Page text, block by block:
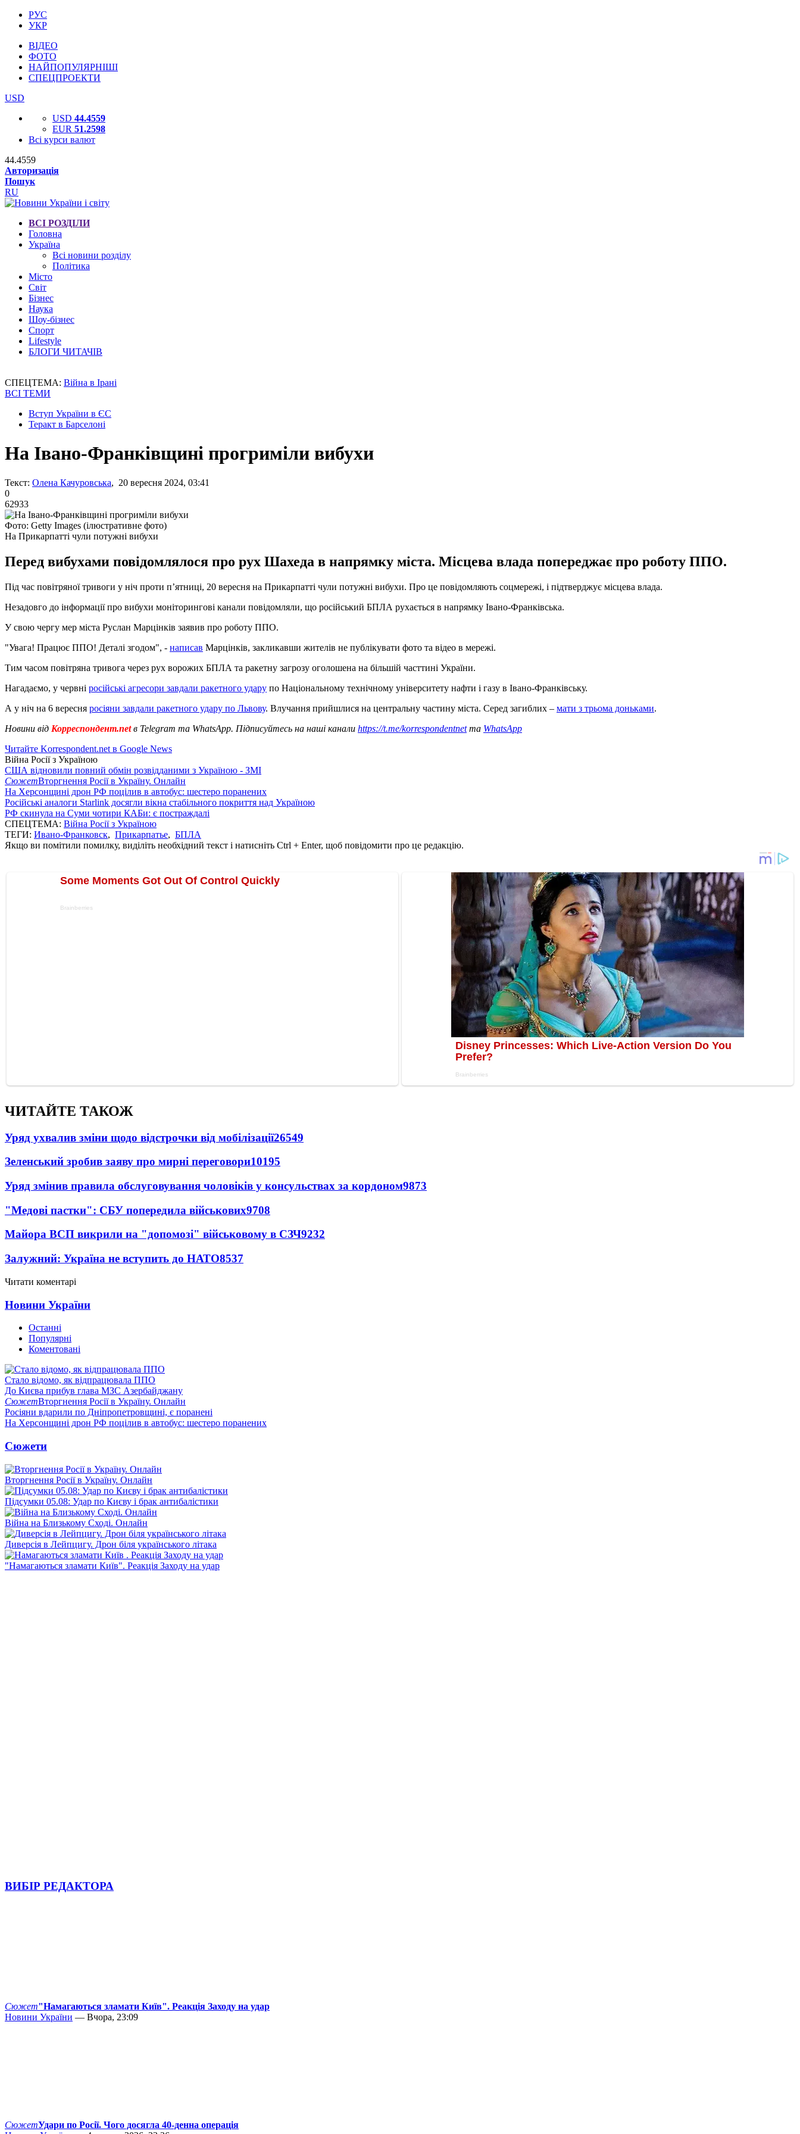
РУС
УКР
ВІДЕО
ФОТО
НАЙПОПУЛЯРНІШІ
СПЕЦПРОЕКТИ
USD
USD 44.4559
EUR 51.2598
Всі курси валют
44.4559
Авторизація
Пошук
RU
ВСІ РОЗДІЛИ
Головна
Україна
Всі новини розділу
Політика
Місто
Світ
Бізнес
Наука
Шоу-бізнес
Спорт
Lifestyle
БЛОГИ ЧИТАЧІВ
СПЕЦТЕМА: Війна в Ірані
ВСІ ТЕМИ
Вступ України в ЄС
Теракт в Барселоні
На Івано-Франківщині прогриміли вибухи
Текст: Олена Качуровська, 20 вересня 2024, 03:41
0
62933
Фото: Getty Images (ілюстративне фото)
На Прикарпатті чули потужні вибухи
Перед вибухами повідомлялося про рух Шахеда в напрямку міста. Місцева влада попереджає про роботу ППО.
Під час повітряної тривоги у ніч проти п’ятниці, 20 вересня на Прикарпатті чули потужні вибухи. Про це повідомляють соцмережі, і підтверджує місцева влада.
Незадовго до інформації про вибухи моніторингові канали повідомляли, що російський БПЛА рухається в напрямку Івано-Франківська.
У свою чергу мер міста Руслан Марцінків заявив про роботу ППО.
"Увага! Працює ППО! Деталі згодом", - написав Марцінків, закликавши жителів не публікувати фото та відео в мережі.
Тим часом повітряна тривога через рух ворожих БПЛА та ракетну загрозу оголошена на більшій часттині України.
Нагадаємо, у червні російські агресори завдали ракетного удару по Національному технічному університету нафти і газу в Івано-Франківську.
А у ніч на 6 вересня росіяни завдали ракетного удару по Львову. Влучання прийшлися на центральну частину міста. Серед загиблих – мати з трьома доньками.
Новини від Корреспондент.netв Telegram та WhatsApp. Підписуйтесь на наші канали https://t.me/korrespondentnetта WhatsApp
Читайте Korrespondent.net в Google News
Війна Росії з Україною
США відновили повний обмін розвідданими з Україною - ЗМІ
СюжетВторгнення Росії в Україну. Онлайн
На Херсонщині дрон РФ поцілив в автобус: шестеро поранених
Російські аналоги Starlink досягли вікна стабільного покриття над Україною
РФ скинула на Суми чотири КАБи: є постраждалі
СПЕЦТЕМА: Війна Росії з Україною
ТЕГИ: Ивано-Франковск, Прикарпатье, БПЛА
Якщо ви помітили помилку, виділіть необхідний текст і натисніть Ctrl + Enter, щоб повідомити про це редакцію.
ЧИТАЙТЕ ТАКОЖ
Уряд ухвалив зміни щодо відстрочки від мобілізації26549
Зеленський зробив заяву про мирні переговори10195
Уряд змінив правила обслуговування чоловіків у консульствах за кордоном9873
"Медові пастки": СБУ попередила військових9708
Майора ВСП викрили на "допомозі" військовому в СЗЧ9232
Залужний: Україна не вступить до НАТО8537
Читати коментарі
Новини України
Останні
Популярні
Коментовані
Стало відомо, як відпрацювала ППО
До Києва прибув глава МЗС Азербайджану
СюжетВторгнення Росії в Україну. Онлайн
Росіяни вдарили по Дніпропетровщині, є поранені
На Херсонщині дрон РФ поцілив в автобус: шестеро поранених
Сюжети
Вторгнення Росії в Україну. Онлайн
Підсумки 05.08: Удар по Києву і брак антибалістики
Війна на Близькому Сході. Онлайн
Диверсія в Лейпцигу. Дрон біля українського літака
"Намагаються зламати Київ". Реакція Заходу на удар
ВИБІР РЕДАКТОРА
Сюжет"Намагаються зламати Київ". Реакція Заходу на удар
Новини України — Вчора, 23:09
СюжетУдари по Росії. Чого досягла 40-денна операція